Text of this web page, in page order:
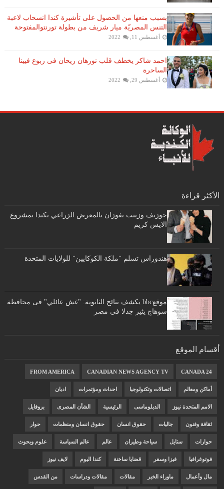
بسبب منعها من الحصول على تأشيرة كندا انسحاب لاعبة ​
التنس​ المصريّة ​ميار شريف​ من بطولة ​تورنتو​المفتوحة
أغسطس 11, 2022
احمد شاكر يخطف قلب نورهان ريحان فى ربوع فيينا
الساحرة
أغسطس 29, 2022
الأكثر قراءة
جوزيف وزينب يفوزان بالمعرض الزراعي بكندا بمشروع
الايس كريم
هندوراس تسلم "ملكة الكوكايين" للولايات المتحدة
موقعbbc يكشف نتائج الثانوية: "غش عائلي" فى محافظة
سوهاج يثير جدلا في مصر
أقسام الموقع
CANADA 24
CANADIAN NEWS AGENCY TV
FROM AMERICA
أماكن ومعالم اتصالات وتكنولوجيا احداث ومؤتمرات اديان
الامم المتحدة نيوز الدبلوماسى الرئيسية الشأن المصرى بروفايل
ثقافة وفنون جاليات حقوق انسان حقوق انسان ومنظمات حوار
حوارات ستايل سياحة وطيران عالم عالم السياسة علوم وبحوث
فوتوغرافيا فيزا وسفر قضايا ساخنة كندا اليوم لايف نيوز
مال وأعمال ماوراء الخبر مقالات مقالات ودراسات من القدس